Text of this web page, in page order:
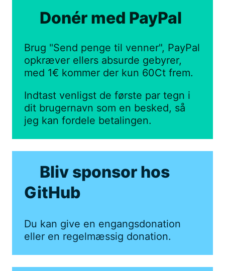
Donér med PayPal
Brug "Send penge til venner", PayPal
opkræver ellers absurde gebyrer,
med 1€ kommer der kun 60Ct frem.
Indtast venligst de første par tegn i
dit brugernavn som en besked, så
jeg kan fordele betalingen.
Bliv sponsor hos
GitHub
Du kan give en engangsdonation
eller en regelmæssig donation.